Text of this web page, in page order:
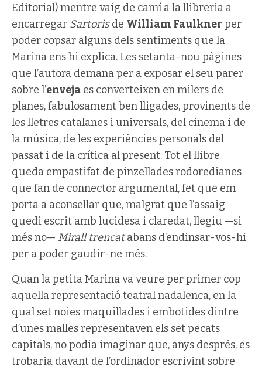
Editorial) mentre vaig de camí a la llibreria a
encarregar Sartorisde William Faulknerper
poder copsar alguns dels sentiments que la
Marina ens hi explica. Les setanta-nou pàgines
que l’autora demana per a exposar el seu parer
sobre l’enveja es converteixen en milers de
planes, fabulosament ben lligades, provinents de
les lletres catalanes i universals, del cinema i de
la música, de les experiències personals del
passat i de la crítica al present. Tot el llibre
queda empastifat de pinzellades rodoredianes
que fan de connector argumental, fet que em
porta a aconsellar que, malgrat que l’assaig
quedi escrit amb lucidesa i claredat, llegiu —si
més no— Mirall trencatabans d’endinsar-vos-hi
per a poder gaudir-ne més.
Quan la petita Marina va veure per primer cop
aquella representació teatral nadalenca, en la
qual set noies maquillades i embotides dintre
d’unes malles representaven els set pecats
capitals, no podia imaginar que, anys després, es
trobaria davant de l’ordinador escrivint sobre